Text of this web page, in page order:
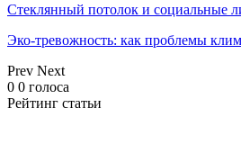
Стеклянный потолок и социальные
Эко-тревожность: как проблемы
Prev Next
0 0 голоса
Рейтинг статьи